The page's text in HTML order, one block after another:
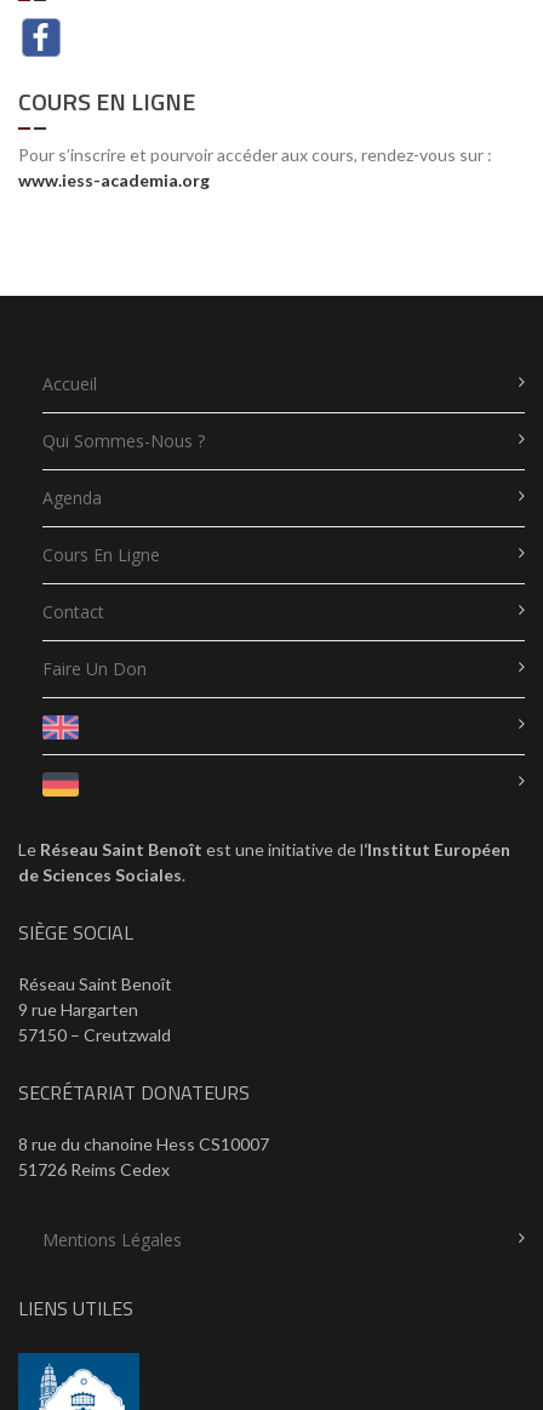
COURS EN LIGNE
Pour s’inscrire et pourvoir accéder aux cours, rendez-vous sur :
www.iess-academia.org
Accueil
Qui Sommes-Nous ?
Agenda
Cours En Ligne
Contact
Faire Un Don
Le Réseau Saint Benoît est une initiative de l‘Institut Européen
de Sciences Sociales.
SIÈGE SOCIAL
Réseau Saint Benoît
9 rue Hargarten
57150 – Creutzwald
SECRÉTARIAT DONATEURS
8 rue du chanoine Hess CS10007
51726 Reims Cedex
Mentions Légales
LIENS UTILES